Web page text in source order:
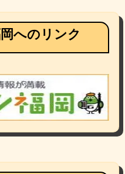
へのリンク